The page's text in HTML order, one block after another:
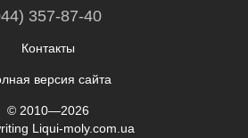
357-87-40
Контакты
версия сайта
© 2010—2026
Liqui-moly.com.ua